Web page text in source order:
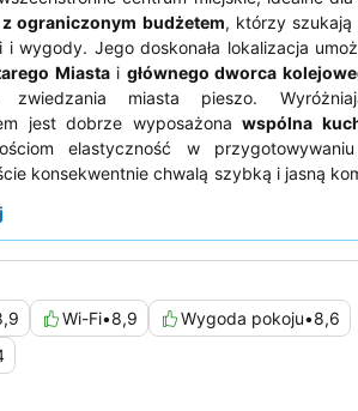
ograniczonym budżetem, którzy szukają
i wygody. Jego doskonała lokalizacja
Miastai głównego dworca
miasta pieszo.
jest dobrze wyposażona wspólna
elastyczność w przygotowywaniu
konsekwentnie chwalą szybką i jasną
Aby zapewnić sobie spokojniejszy
Wi-Fi•8,9 Wygoda pokoju•8,6